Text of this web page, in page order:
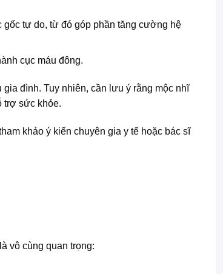
gốc tự do, từ đó góp phần tăng cường hệ
cục máu đông.
đình. Tuy nhiên, cần lưu ý rằng mộc nhĩ
trợ sức khỏe.
khảo ý kiến chuyên gia y tế hoặc bác sĩ
vô cùng quan trọng: